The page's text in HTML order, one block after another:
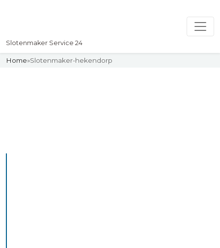
Slotenmaker Service 24
Home»Slotenmaker-hekendorp